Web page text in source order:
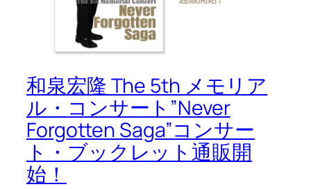
和泉宏隆 The 5th メモリア
ル・コンサート”Never
Forgotten Saga”コンサー
ト・ブックレット通販開
始！